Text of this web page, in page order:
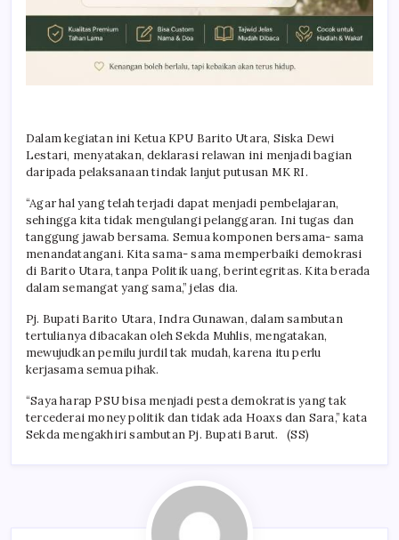
Dalam kegiatan ini Ketua KPU Barito Utara, Siska Dewi
Lestari, menyatakan, deklarasi relawan ini menjadi bagian
daripada pelaksanaan tindak lanjut putusan MK RI.
“Agar hal yang telah terjadi dapat menjadi pembelajaran,
sehingga kita tidak mengulangi pelanggaran. Ini tugas dan
tanggung jawab bersama. Semua komponen bersama- sama
menandatangani. Kita sama- sama memperbaiki demokrasi
di Barito Utara, tanpa Politik uang, berintegritas. Kita berada
dalam semangat yang sama,” jelas dia.
Pj. Bupati Barito Utara, Indra Gunawan, dalam sambutan
tertulianya dibacakan oleh Sekda Muhlis, mengatakan,
mewujudkan pemilu jurdil tak mudah, karena itu perlu
kerjasama semua pihak.
“Saya harap PSU bisa menjadi pesta demokratis yang tak
tercederai money politik dan tidak ada Hoaxs dan Sara,” kata
Sekda mengakhiri sambutan Pj. Bupati Barut. (SS)